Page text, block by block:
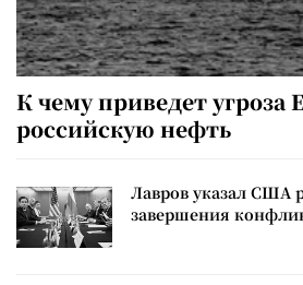
К чему приведет угроза
российскую нефть
Лавров указал США
завершения